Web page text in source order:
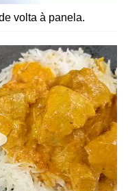
volta à panela.